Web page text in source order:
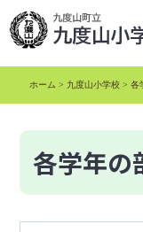
文
移
ホーム > 九度山小学校 >各
各学年の